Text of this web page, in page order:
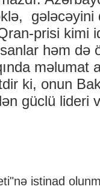
prisi kimi
həm də
məlumat
ki, onun
güclü lideri
istinad